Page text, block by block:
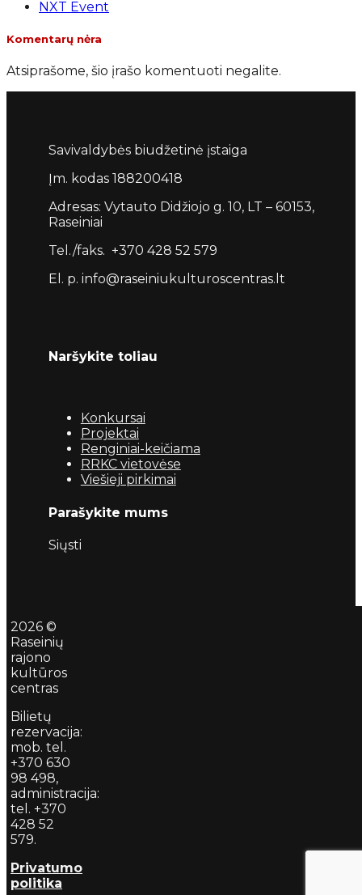
NXT Event
Komentarų nėra
Atsiprašome, šio įrašo komentuoti negalite.
Savivaldybės biudžetinė įstaiga
Įm. kodas 188200418
Adresas: Vytauto Didžiojo g. 10, LT – 60153,
Raseiniai
Tel./faks. +370 428 52 579
El. p. info@raseiniukulturoscentras.lt
Naršykite toliau
Konkursai
Projektai
Renginiai-keičiama
RRKC vietovėse
Viešieji pirkimai
Parašykite mums
Siųsti
2026 ©
Raseinių
rajono
kultūros
centras
Bilietų
rezervacija:
mob. tel.
+370 630
98 498,
administracija:
tel. +370
428 52
579.
Privatumo
politika